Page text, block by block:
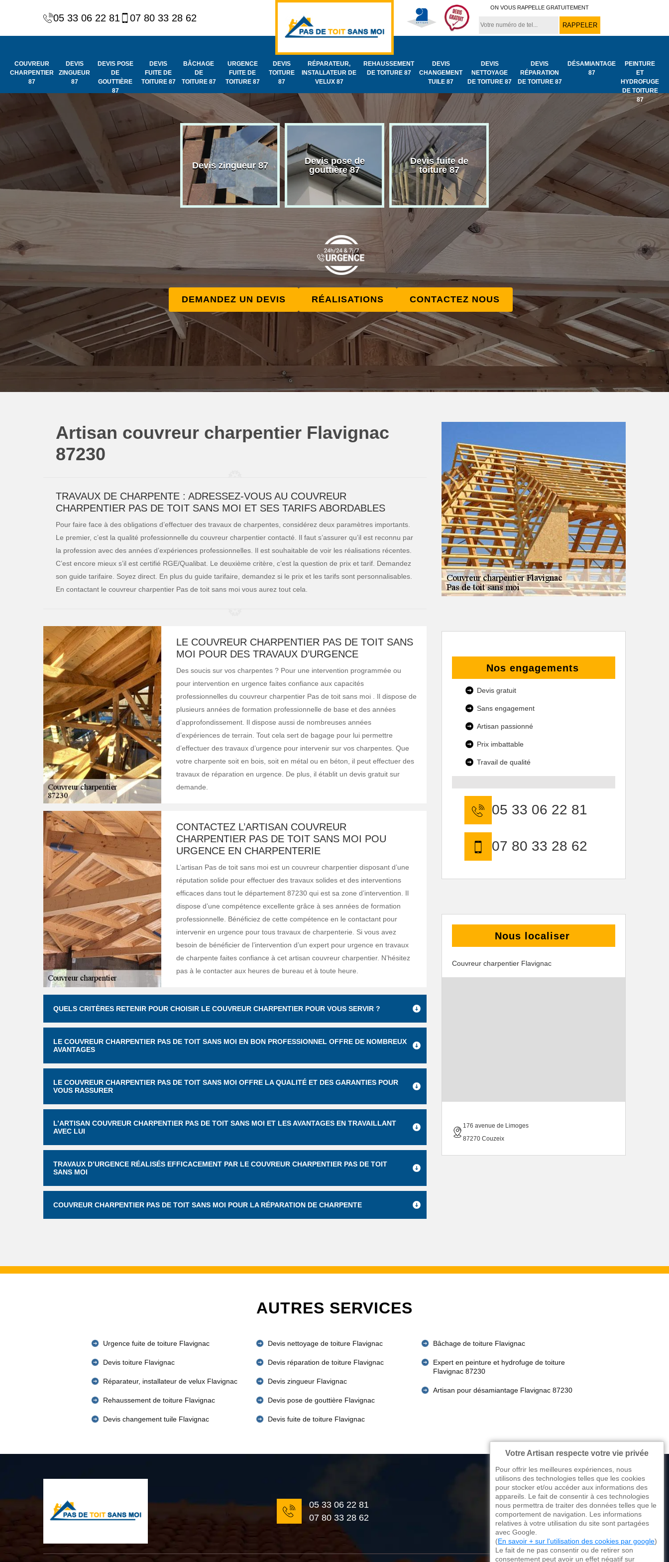
05 33 06 22 81 07 80 33 28 62
ON VOUS RAPPELLE GRATUITEMENT
COUVREUR
CHARPENTIER
87
DEVIS
ZINGUEUR
87
DEVIS POSE
DE
GOUTTIÈRE
87
DEVIS
FUITE DE
TOITURE 87
BÂCHAGE
DE
TOITURE 87
URGENCE
FUITE DE
TOITURE 87
DEVIS
TOITURE
87
RÉPARATEUR,
INSTALLATEUR DE
VELUX 87
REHAUSSEMENT
DE TOITURE 87
DEVIS
CHANGEMENT
TUILE 87
DEVIS
NETTOYAGE
DE TOITURE 87
DEVIS
RÉPARATION
DE TOITURE 87
DÉSAMIANTAGE
87
PEINTURE
ET
HYDROFUGE
DE TOITURE
87
et
toiture 87
Couvreur
charpentier 87
Devis zingueur 87
Devis pose de
gouttière 87
Devis fuite de
toiture 87
Bâchage de toiture
87
Urgence
toiture 87
DEMANDEZ UN DEVIS RÉALISATIONS CONTACTEZ NOUS
Artisan couvreur charpentier Flavignac
87230
TRAVAUX DE CHARPENTE : ADRESSEZ-VOUS AU COUVREUR
CHARPENTIER PAS DE TOIT SANS MOI ET SES TARIFS ABORDABLES
Pour faire face à des obligations d’effectuer des travaux de charpentes, considérez deux paramètres importants.
Le premier, c’est la qualité professionnelle du couvreur charpentier contacté. Il faut s’assurer qu’il est reconnu par
la profession avec des années d’expériences professionnelles. Il est souhaitable de voir les réalisations récentes.
C’est encore mieux s’il est certifié RGE/Qualibat. Le deuxième critère, c’est la question de prix et tarif. Demandez
son guide tarifaire. Soyez direct. En plus du guide tarifaire, demandez si le prix et les tarifs sont personnalisables.
En contactant le couvreur charpentier Pas de toit sans moi vous aurez tout cela.
LE COUVREUR CHARPENTIER PAS DE TOIT SANS
MOI POUR DES TRAVAUX D’URGENCE
Des soucis sur vos charpentes ? Pour une intervention programmée ou
pour intervention en urgence faites confiance aux capacités
professionnelles du couvreur charpentier Pas de toit sans moi . Il dispose de
plusieurs années de formation professionnelle de base et des années
d’approfondissement. Il dispose aussi de nombreuses années
d’expériences de terrain. Tout cela sert de bagage pour lui permettre
d’effectuer des travaux d’urgence pour intervenir sur vos charpentes. Que
votre charpente soit en bois, soit en métal ou en béton, il peut effectuer des
travaux de réparation en urgence. De plus, il établit un devis gratuit sur
demande.
CONTACTEZ L’ARTISAN COUVREUR
CHARPENTIER PAS DE TOIT SANS MOI POU
URGENCE EN CHARPENTERIE
L’artisan Pas de toit sans moi est un couvreur charpentier disposant d’une
réputation solide pour effectuer des travaux solides et des interventions
efficaces dans tout le département 87230 qui est sa zone d’intervention. Il
dispose d’une compétence excellente grâce à ses années de formation
professionnelle. Bénéficiez de cette compétence en le contactant pour
intervenir en urgence pour tous travaux de charpenterie. Si vous avez
besoin de bénéficier de l’intervention d’un expert pour urgence en travaux
de charpente faites confiance à cet artisan couvreur charpentier. N’hésitez
pas à le contacter aux heures de bureau et à toute heure.
QUELS CRITÈRES RETENIR POUR CHOISIR LE COUVREUR CHARPENTIER POUR VOUS SERVIR ?
LE COUVREUR CHARPENTIER PAS DE TOIT SANS MOI EN BON PROFESSIONNEL OFFRE DE NOMBREUX
AVANTAGES
LE COUVREUR CHARPENTIER PAS DE TOIT SANS MOI OFFRE LA QUALITÉ ET DES GARANTIES POUR
VOUS RASSURER
L’ARTISAN COUVREUR CHARPENTIER PAS DE TOIT SANS MOI ET LES AVANTAGES EN TRAVAILLANT
AVEC LUI
TRAVAUX D’URGENCE RÉALISÉS EFFICACEMENT PAR LE COUVREUR CHARPENTIER PAS DE TOIT
SANS MOI
COUVREUR CHARPENTIER PAS DE TOIT SANS MOI POUR LA RÉPARATION DE CHARPENTE
Nos engagements
Devis gratuit
Sans engagement
Artisan passionné
Prix imbattable
Travail de qualité
05 33 06 22 81
07 80 33 28 62
Nous localiser
Couvreur charpentier Flavignac
176 avenue de Limoges
87270 Couzeix
AUTRES SERVICES
Urgence fuite de toiture Flavignac
Devis toiture Flavignac
Réparateur, installateur de velux Flavignac
Rehaussement de toiture Flavignac
Devis changement tuile Flavignac
Devis nettoyage de toiture Flavignac
Devis réparation de toiture Flavignac
Devis zingueur Flavignac
Devis pose de gouttière Flavignac
Devis fuite de toiture Flavignac
Bâchage de toiture Flavignac
Expert en peinture et hydrofuge de toiture
Flavignac 87230
Artisan pour désamiantage Flavignac 87230
05 33 06 22 81
07 80 33 28 62
176 avenue de Limoges
87270 Couzeix
Votre Artisan respecte votre vie privée
Pour offrir les meilleures expériences, nous
utilisons des technologies telles que les cookies
pour stocker et/ou accéder aux informations des
appareils. Le fait de consentir à ces technologies
nous permettra de traiter des données telles que le
comportement de navigation. Les informations
relatives à votre utilisation du site sont partagées
avec Google.
(En savoir + sur l'utilisation des cookies par google)
Le fait de ne pas consentir ou de retirer son
consentement peut avoir un effet négatif sur